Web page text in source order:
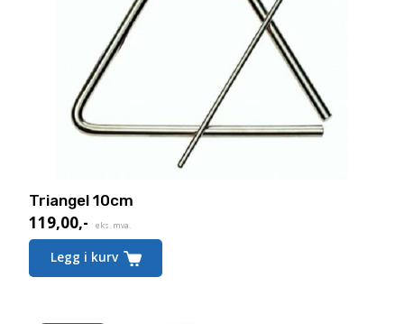
Triangel 10cm
119,00,- eks. mva.
Legg i kurv